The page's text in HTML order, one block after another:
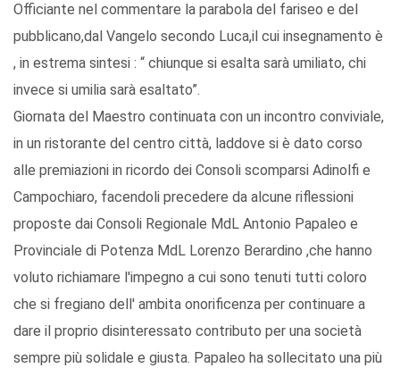
Officiante nel commentare la parabola del fariseo e del
pubblicano,dal Vangelo secondo Luca,il cui insegnamento è
, in estrema sintesi : “ chiunque si esalta sarà umiliato, chi
invece si umilia sarà esaltato”.
Giornata del Maestro continuata con un incontro conviviale,
in un ristorante del centro città, laddove si è dato corso
alle premiazioni in ricordo dei Consoli scomparsi Adinolfi e
Campochiaro, facendoli precedere da alcune riflessioni
proposte dai Consoli Regionale MdL Antonio Papaleo e
Provinciale di Potenza MdL Lorenzo Berardino ,che hanno
voluto richiamare l'impegno a cui sono tenuti tutti coloro
che si fregiano dell' ambita onorificenza per continuare a
dare il proprio disinteressato contributo per una società
sempre più solidale e giusta. Papaleo ha sollecitato una più